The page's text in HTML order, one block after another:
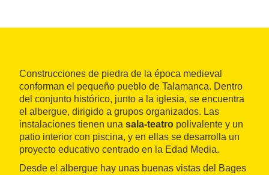
Construcciones de piedra de la época medieval
conforman el pequeño pueblo de Talamanca. Dentro
del conjunto histórico, junto a la iglesia, se encuentra
el albergue, dirigido a grupos organizados. Las
instalaciones tienen una sala-teatro polivalente y un
patio interior con piscina, y en ellas se desarrolla un
proyecto educativo centrado en la Edad Media.
Desde el albergue hay unas buenas vistas del Bages